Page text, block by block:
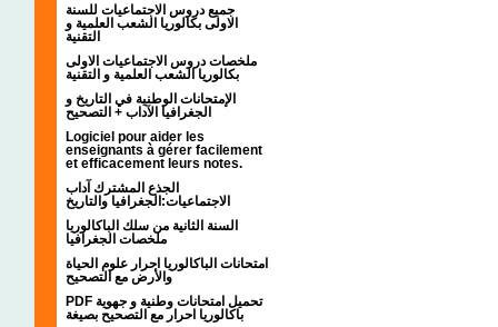
جميع دروس الاجتماعيات للسنة
الاولى بكالوريا الشعب العلمية و
التقنية
ملخصات دروس الاجتماعيات الاولى
بكالوريا الشعب العلمية و التقنية
الإمتحانات الوطنية في التاريخ و
الجغرافيا الآداب + التصحيح
Logiciel pour aider les
enseignants à gérer facilement
et efficacement leurs notes.
الجذع المشترك آداب
الاجتماعيات:الجغرافيا والتاريخ
السنة الثانية من سلك الباكالوريا
ملخصات الجغرافيا
امتحانات الباكالوريا احرار علوم الحياة
والأرض مع التصحيح
PDF تحميل امتحانات وطنية و جهوية
باكالوريا احرار مع التصحيح بصيغة